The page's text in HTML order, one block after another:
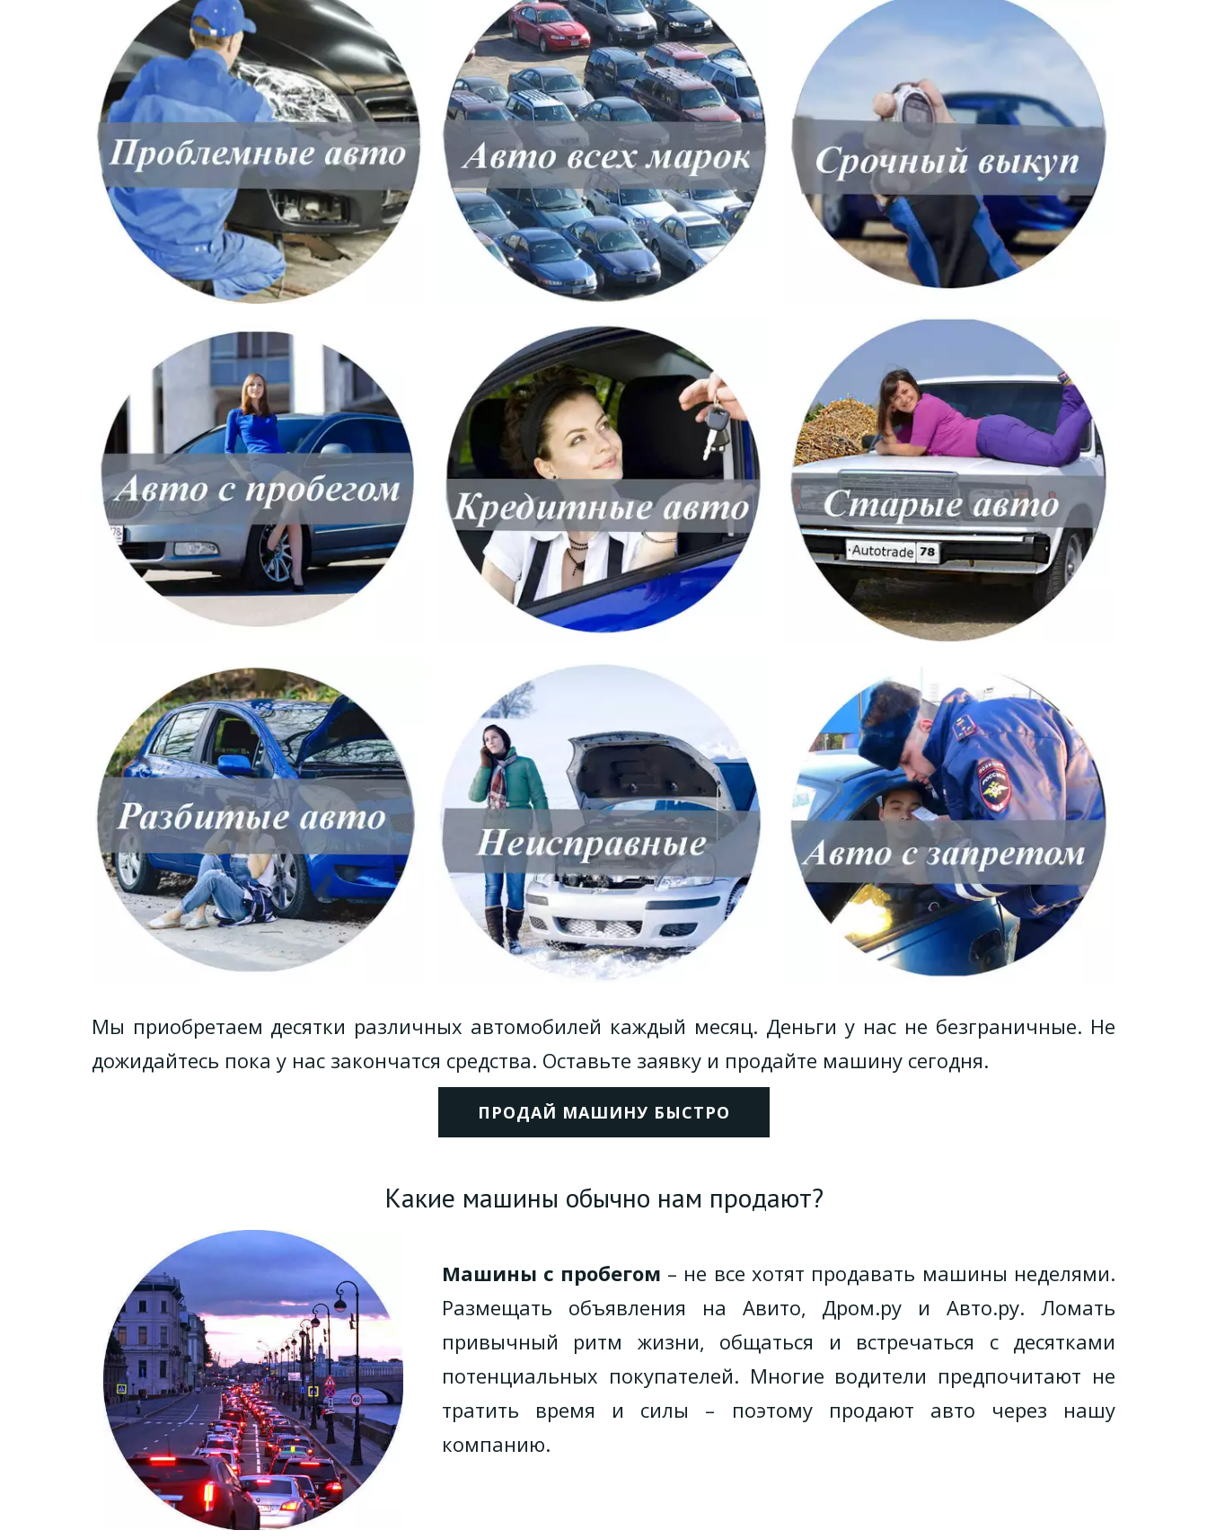
Мы приобретаем десятки различных автомобилей каждый месяц. Деньги у нас не безграничные. Не
дожидайтесь пока у нас закончатся средства. Оставьте заявку и продайте машину сегодня.
ПРОДАЙ МАШИНУ БЫСТРО
Какие машины обычно нам продают?
Машины с пробегом – не все хотят продавать машины неделями.
Размещать объявления на Авито, Дром.ру и Авто.ру. Ломать
привычный ритм жизни, общаться и встречаться с десятками
потенциальных покупателей. Многие водители предпочитают не
тратить время и силы – поэтому продают авто через нашу
компанию.